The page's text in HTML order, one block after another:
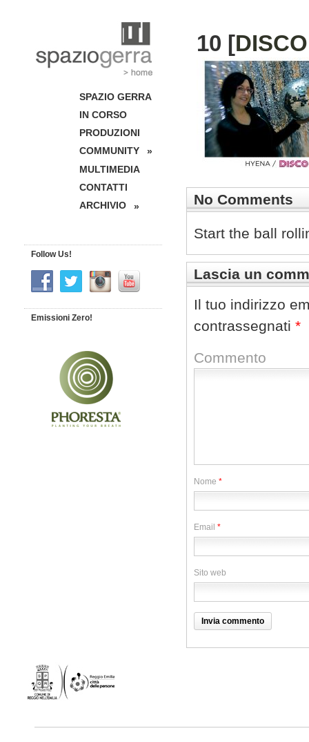
10 [
No Comments
Start the ball
Lascia un
Il tuo indirizzo
contrassegnati *
Commento
Nome *
Email *
Sito web
SPAZIO GERRA
IN CORSO
PRODUZIONI
COMMUNITY
»
MULTIMEDIA
CONTATTI
ARCHIVIO
»
Follow Us!
Emissioni Zero!